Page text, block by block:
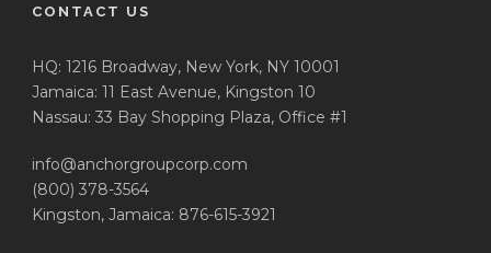
CONTACT US
HQ: 1216 Broadway, New York, NY 10001
Jamaica: 11 East Avenue, Kingston 10
Nassau: 33 Bay Shopping Plaza, Office #1
info@anchorgroupcorp.com
(800) 378-3564
Kingston, Jamaica: 876-615-3921